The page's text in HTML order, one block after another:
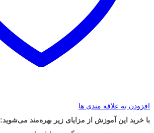
افزودن به علاقه مندی ها
با خرید این آموزش از مزایای زیر بهره‌مند می‌شوید: